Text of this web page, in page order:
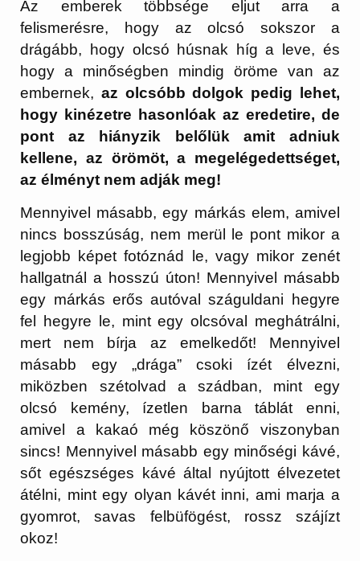
Az emberek többsége eljut arra a
felismerésre, hogy az olcsó sokszor a
drágább, hogy olcsó húsnak híg a leve, és
hogy a minőségben mindig öröme van az
embernek, az olcsóbb dolgok pedig lehet,
hogy kinézetre hasonlóak az eredetire, de
pont az hiányzik belőlük amit adniuk
kellene, az örömöt, a megelégedettséget,
az élményt nem adják meg!
Mennyivel másabb, egy márkás elem, amivel
nincs bosszúság, nem merül le pont mikor a
legjobb képet fotóznád le, vagy mikor zenét
hallgatnál a hosszú úton! Mennyivel másabb
egy márkás erős autóval száguldani hegyre
fel hegyre le, mint egy olcsóval meghátrálni,
mert nem bírja az emelkedőt! Mennyivel
másabb egy „drága” csoki ízét élvezni,
miközben szétolvad a szádban, mint egy
olcsó kemény, ízetlen barna táblát enni,
amivel a kakaó még köszönő viszonyban
sincs! Mennyivel másabb egy minőségi kávé,
sőt egészséges kávé által nyújtott élvezetet
átélni, mint egy olyan kávét inni, ami marja a
gyomrot, savas felbüfögést, rossz szájízt
okoz!